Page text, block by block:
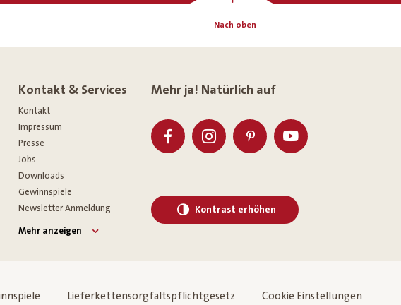
Nach oben
Kontakt & Services
Kontakt
Impressum
Presse
Jobs
Downloads
Gewinnspiele
Newsletter Anmeldung
Mehr anzeigen
Mehr ja! Natürlich auf
Kontrast erhöhen
Lieferkettensorgfaltspflichtgesetz Cookie Einstellungen